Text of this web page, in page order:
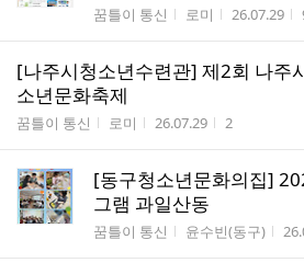
게시판명
꿈틀이 통신 작성자
로미 작성시간
26.07.29
[나주시청소년수련관] 제2회 나주
소년문화축제
게시판명
꿈틀이 통신 작성자
로미 작성시간
26.07.29 조회수
2
[동구청소년문화의집]
그램 과일산동
게시판명
꿈틀이 통신 작성자
윤수빈(동구) 작